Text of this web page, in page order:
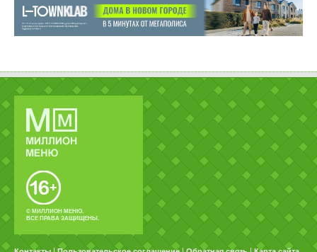
© МИЛЛИОН МЕНЮ.
ВСЕ ПРАВА ЗАЩИЩЕНЫ.